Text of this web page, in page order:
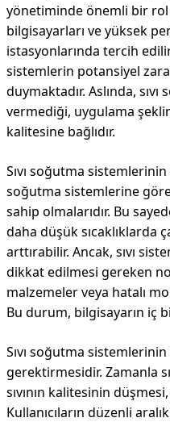
yönetiminde önemli bir rol
bilgisayarları ve yüksek
istasyonlarında tercih
sistemlerin potansiyel
duymaktadır. Aslında,
vermediği, uygulama
kalitesine bağlıdır.
Sıvı soğutma
soğutma sistemlerine göre
sahip olmalarıdır. Bu
daha düşük sıcaklıklarda
arttırabilir. Ancak, sıvı
dikkat edilmesi gereken
malzemeler veya hatalı
Bu durum, bilgisayarın iç
Sıvı soğutma
gerektirmesidir. Zamanla
sıvının kalitesinin
Kullanıcıların düzenli